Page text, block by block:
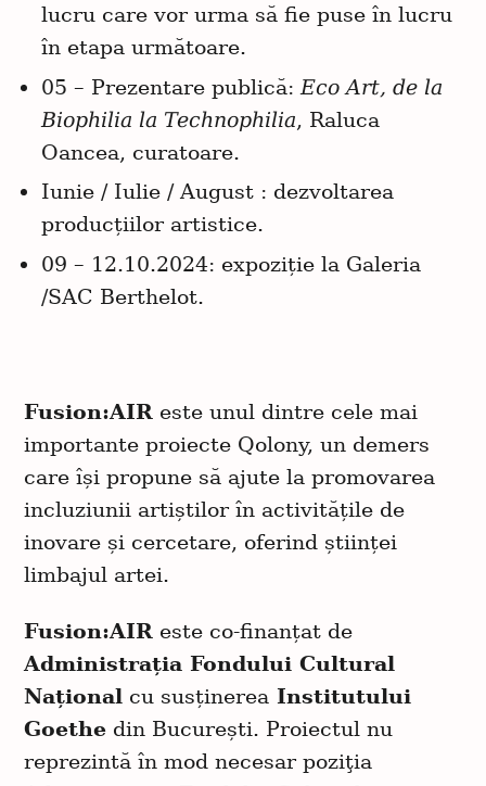
lucru care vor urma să fie puse în lucru
în etapa următoare.
05 – Prezentare publică: Eco Art, de la
Biophilia la Technophilia, Raluca
Oancea, curatoare.
Iunie / Iulie / August : dezvoltarea
producțiilor artistice.
09 – 12.10.2024: expoziție la Galeria
/SAC Berthelot.
Fusion:AIR este unul dintre cele mai
importante proiecte Qolony, un demers
care își propune să ajute la promovarea
incluziunii artiștilor în activitățile de
inovare și cercetare, oferind științei
limbajul artei.
Fusion:AIR este co-finanțat de
Administrația Fondului Cultural
Național cu susținerea Institutului
Goethe din București. Proiectul nu
reprezintă în mod necesar poziţia
ă
u
t
i